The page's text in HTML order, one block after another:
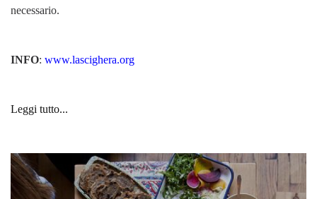
necessario.
INFO: www.lascighera.org
Leggi tutto...